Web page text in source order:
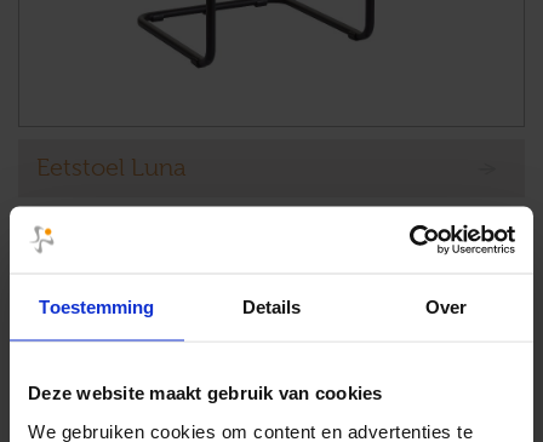
Toestemming Details Over
Deze website maakt gebruik van cookies
We gebruiken cookies om content en advertenties te
Eetstoel Luna